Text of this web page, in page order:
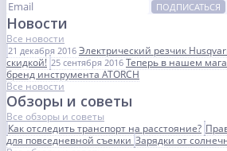
ПОДПИСАТЬСЯ
Новости
Все новости
21 декабря 2016 Электрический резчик
скидкой! 25 сентября 2016 Теперь в нашем
бренд инструмента ATORCH
Все новости
Обзоры и советы
Все обзоры и советы
Как отследить транспорт на расстояние?
для повседневной съемкиЗарядки от